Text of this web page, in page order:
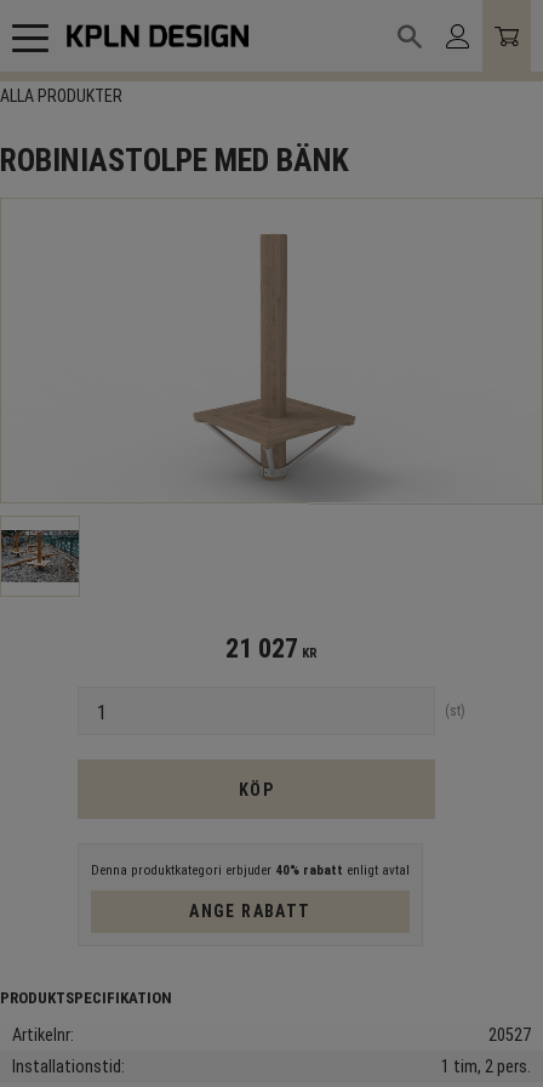
Meny
ALLA PRODUKTER
ROBINIASTOLPE MED BÄNK
21 027 KR
st
KÖP
Denna produktkategori erbjuder 40% rabatt enligt avtal
ANGE RABATT
Artikelnr
20527
Installationstid
1 tim, 2 pers.